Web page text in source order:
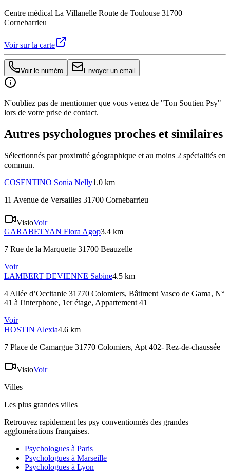
Centre médical La Villanelle Route de Toulouse 31700
Cornebarrieu
Voir sur la carte
Voir le numéro Envoyer un email
N'oubliez pas de mentionner que vous venez de "Ton Soutien Psy"
lors de votre prise de contact.
Autres psychologues proches et similaires
Sélectionnés par proximité géographique et au moins 2 spécialités en
commun.
COSENTINO Sonia Nelly1.0 km
11 Avenue de Versailles 31700 Cornebarrieu
VisioVoir
GARABETYAN Flora Agop3.4 km
7 Rue de la Marquette 31700 Beauzelle
Voir
LAMBERT DEVIENNE Sabine4.5 km
4 Allée d’Occitanie 31770 Colomiers, Bâtiment Vasco de Gama, N°
41 à l'interphone, 1er étage, Appartement 41
Voir
HOSTIN Alexia4.6 km
7 Place de Camargue 31770 Colomiers, Apt 402- Rez-de-chaussée
VisioVoir
Villes
Les plus grandes villes
Retrouvez rapidement les psy conventionnés des grandes
agglomérations françaises.
Psychologues à Paris
Psychologues à Marseille
Psychologues à Lyon